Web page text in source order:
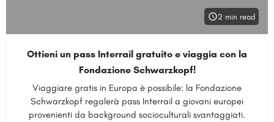
2 min read
Ottieni un pass Interrail gratuito e viaggia con la
Fondazione Schwarzkopf!
Viaggiare gratis in Europa è possibile: la Fondazione
Schwarzkopf regalerà pass Interrail a giovani europei
provenienti da background socioculturali svantaggiati.